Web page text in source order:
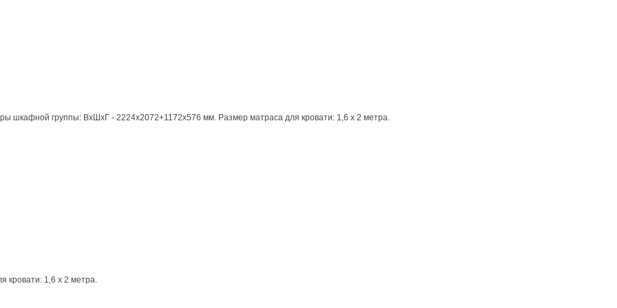
группы: ВхШхГ - 2224х2072+1172х576 мм. Размер матраса для кровати: 1,6 х 2 метра.
1,6 х 2 метра.